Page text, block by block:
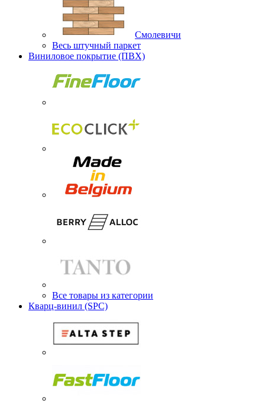
Смолевичи
Весь штучный паркет
Виниловое покрытие (ПВХ)
Все товары из категории
Кварц-винил (SPC)